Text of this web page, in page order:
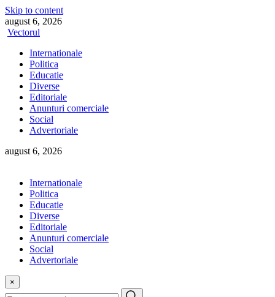
Skip to content
august 6, 2026
Vectorul
Internationale
Politica
Educatie
Diverse
Editoriale
Anunturi comerciale
Social
Advertoriale
august 6, 2026
Internationale
Politica
Educatie
Diverse
Editoriale
Anunturi comerciale
Social
Advertoriale
×